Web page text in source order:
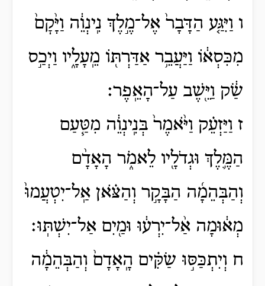
ו וַיִּגַּ֤ע הַדָּבָר֙ אֶל־מֶ֣לֶךְ נִֽינְוֵ֔ה וַיָּ֙קׇם֙
מִכִּסְא֔וֹ וַיַּעֲבֵ֥ר אַדַּרְתּ֖וֹ מֵֽעָלָ֑יו וַיְכַ֣ס
שַׂ֔ק וַיֵּ֖שֶׁב עַל־הָאֵֽפֶר׃
ז וַיַּזְעֵ֗ק וַיֹּ֙אמֶר֙ בְּנִֽינְוֵ֔ה מִטַּ֧עַם
הַמֶּ֛לֶךְ וּגְדֹלָ֖יו לֵאמֹ֑ר הָאָדָ֨ם
וְהַבְּהֵמָ֜ה הַבָּקָ֣ר וְהַצֹּ֗אן אַֽל־יִטְעֲמוּ֙
מְא֔וּמָה אַ֨ל־יִרְע֔וּ וּמַ֖יִם אַל־יִשְׁתּֽוּ׃
ח וְיִתְכַּסּ֣וּ שַׂקִּ֗ים הָֽאָדָם֙ וְהַבְּהֵמָ֔ה